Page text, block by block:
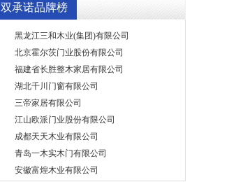
双承诺品牌榜
山西孟氏实业有限公司
北京霍尔茨门业股份有限公司
福建省长胜整木家居有限公司
湖北千川门窗有限公司
三帝家居有限公司
江山欧派门业股份有限公司
成都天天木业有限公司
青岛一木实木门有限公司
安徽富煌木业有限公司
青岛彬城木业有限公司